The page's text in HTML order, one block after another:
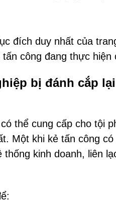
đích duy nhất của
công đang thực hiện
bị đánh cắp
thể cung cấp cho tội
Một khi kẻ tấn công
kinh doanh, liên